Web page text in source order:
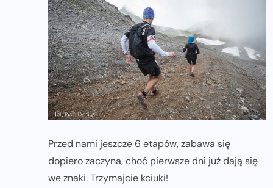
Przed nami jeszcze 6 etapów, zabawa się
dopiero zaczyna, choć pierwsze dni już dają się
we znaki. Trzymajcie kciuki!